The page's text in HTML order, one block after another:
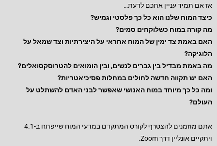
אז אם תמיד עניין אתכם לדעת…
כיצד המוח שלנו הוא כל כך פלסטי וגמיש?
מה קורה במוח כשלוקחים סמים?
האם באמת צד ימין של המוח אחראי על היצירתיות וצד שמאל על
הלוגיקה?
מה באמת מבדיל בין גברים לנשים, ובין הומואים להטרוסקסואלים?
האם יש תקווה חדשה לחולים במחלות פסיכיאטריות?
ומה כל כך מיוחד במוח האנושי שאפשר לבני האדם להשתלט על
העולם?
אתם מוזמנים להצטרף לקורס המתקדם במדעי המוח שייפתח ב-4.1
ויתקיים אונליין דרך Zoom.